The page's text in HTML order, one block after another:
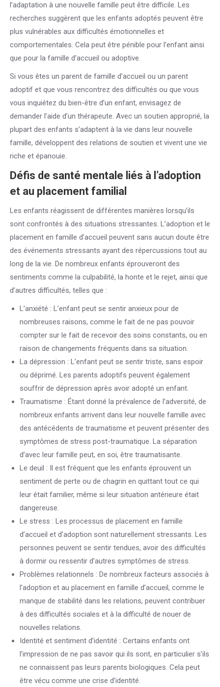
l’adaptation à une nouvelle famille peut être difficile. Les
recherches suggèrent que les enfants adoptés peuvent être
plus vulnérables aux difficultés émotionnelles et
comportementales. Cela peut être pénible pour l’enfant ainsi
que pour la famille d’accueil ou adoptive.
Si vous êtes un parent de famille d’accueil ou un parent
adoptif et que vous rencontrez des difficultés ou que vous
vous inquiétez du bien-être d’un enfant, envisagez de
demander l’aide d’un thérapeute. Avec un soutien approprié, la
plupart des enfants s’adaptent à la vie dans leur nouvelle
famille, développent des relations de soutien et vivent une vie
riche et épanouie.
Défis de santé mentale liés à l’adoption
et au placement familial
Les enfants réagissent de différentes manières lorsqu’ils
sont confrontés à des situations stressantes. L’adoption et le
placement en famille d’accueil peuvent sans aucun doute être
des événements stressants ayant des répercussions tout au
long de la vie. De nombreux enfants éprouveront des
sentiments comme la culpabilité, la honte et le rejet, ainsi que
d’autres difficultés, telles que :
L’anxiété : L’enfant peut se sentir anxieux pour de
nombreuses raisons, comme le fait de ne pas pouvoir
compter sur le fait de recevoir des soins constants, ou en
raison de changements fréquents dans sa situation.
La dépression : L’enfant peut se sentir triste, sans espoir
ou déprimé. Les parents adoptifs peuvent également
souffrir de dépression après avoir adopté un enfant.
Traumatisme : Étant donné la prévalence de l’adversité, de
nombreux enfants arrivent dans leur nouvelle famille avec
des antécédents de traumatisme et peuvent présenter des
symptômes de stress post-traumatique. La séparation
d’avec leur famille peut, en soi, être traumatisante.
Le deuil : Il est fréquent que les enfants éprouvent un
sentiment de perte ou de chagrin en quittant tout ce qui
leur était familier, même si leur situation antérieure était
dangereuse.
Le stress : Les processus de placement en famille
d’accueil et d’adoption sont naturellement stressants. Les
personnes peuvent se sentir tendues, avoir des difficultés
à dormir ou ressentir d’autres symptômes de stress.
Problèmes relationnels : De nombreux facteurs associés à
l’adoption et au placement en famille d’accueil, comme le
manque de stabilité dans les relations, peuvent contribuer
à des difficultés sociales et à la difficulté de nouer de
nouvelles relations.
Identité et sentiment d’identité : Certains enfants ont
l’impression de ne pas savoir qui ils sont, en particulier s’ils
ne connaissent pas leurs parents biologiques. Cela peut
être vécu comme une crise d’identité.